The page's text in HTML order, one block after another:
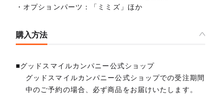
・オプションパーツ：「ミミズ」ほか
購入方法
■グッドスマイルカンパニー公式ショップ
グッドスマイルカンパニー公式ショップでの受注期間
中のご予約の場合、必ず商品をお届けいたします。